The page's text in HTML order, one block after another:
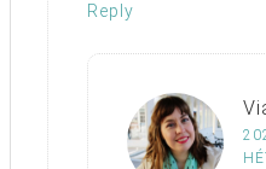
Reply